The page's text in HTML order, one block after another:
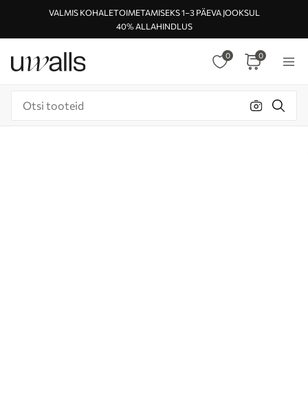
VALMIS KOHALETOIMETAMISEKS 1–3 PÄEVA JOOKSUL
40% ALLAHINDLUS
0 0